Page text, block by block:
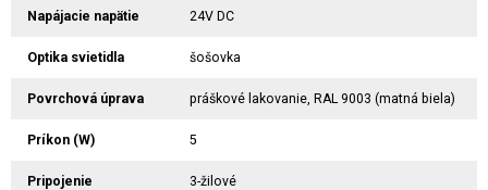
Napájacie napätie 24V DC
Optika svietidla šošovka
Povrchová úprava práškové lakovanie, RAL 9003 (matná biela)
Príkon (W) 5
Pripojenie 3-žilové